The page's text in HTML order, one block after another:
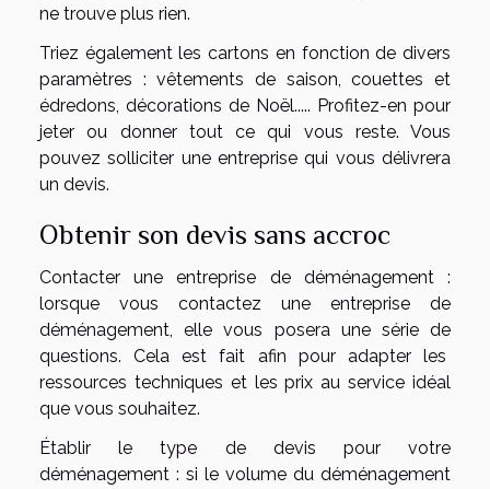
ne trouve plus rien.
Triez également les cartons en fonction de divers
paramètres : vêtements de saison, couettes et
édredons, décorations de Noël..... Profitez-en pour
jeter ou donner tout ce qui vous reste. Vous
pouvez solliciter une entreprise qui vous délivrera
un devis.
Obtenir son devis sans accroc
Contacter une entreprise de déménagement :
lorsque vous contactez une entreprise de
déménagement, elle vous posera une série de
questions. Cela est fait afin pour adapter les
ressources techniques et les prix au service idéal
que vous souhaitez.
Établir le type de devis pour votre
déménagement : si le volume du déménagement